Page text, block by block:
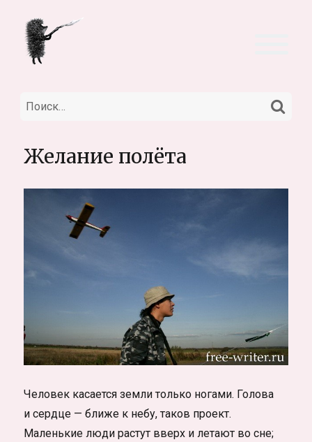
Искать:
Желание полёта
Человек касается земли только ногами. Голова
и сердце — ближе к небу, таков проект.
Маленькие люди растут вверх и летают во сне;